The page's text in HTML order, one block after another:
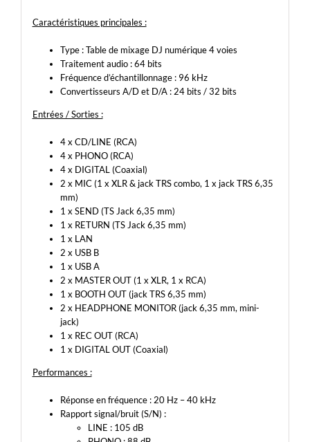
Caractéristiques principales :
Type : Table de mixage DJ numérique 4 voies
Traitement audio : 64 bits
Fréquence d’échantillonnage : 96 kHz
Convertisseurs A/D et D/A : 24 bits / 32 bits
Entrées / Sorties :
4 x CD/LINE (RCA)
4 x PHONO (RCA)
4 x DIGITAL (Coaxial)
2 x MIC (1 x XLR & jack TRS combo, 1 x jack TRS 6,35
mm)
1 x SEND (TS Jack 6,35 mm)
1 x RETURN (TS Jack 6,35 mm)
1 x LAN
2 x USB B
1 x USB A
2 x MASTER OUT (1 x XLR, 1 x RCA)
1 x BOOTH OUT (jack TRS 6,35 mm)
2 x HEADPHONE MONITOR (jack 6,35 mm, mini-
jack)
1 x REC OUT (RCA)
1 x DIGITAL OUT (Coaxial)
Performances :
Réponse en fréquence : 20 Hz – 40 kHz
Rapport signal/bruit (S/N) :
LINE : 105 dB